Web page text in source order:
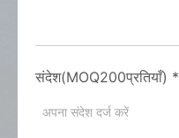
संदेश(MOQ200प्रतियाँ) *